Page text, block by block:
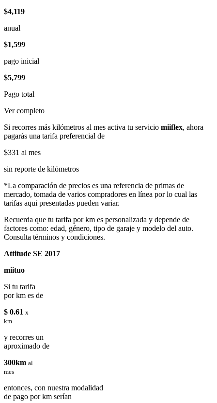
$4,119
anual
$1,599
pago inicial
$5,799
Pago total
Ver completo
Si recorres más kilómetros al mes activa tu servicio miiflex, ahora
pagarás una tarifa preferencial de
$331 al mes
sin reporte de kilómetros
*La comparación de precios es una referencia de primas de
mercado, tomada de varios compradores en línea por lo cual las
tarifas aqui presentadas pueden variar.
Recuerda que tu tarifa por km es personalizada y depende de
factores como: edad, género, tipo de garaje y modelo del auto.
Consulta términos y condiciones.
Attitude SE 2017
miituo
Si tu tarifa
por km es de
$ 0.61 x
km
y recorres un
aproximado de
300km al
mes
entonces, con nuestra modalidad
de pago por km serían